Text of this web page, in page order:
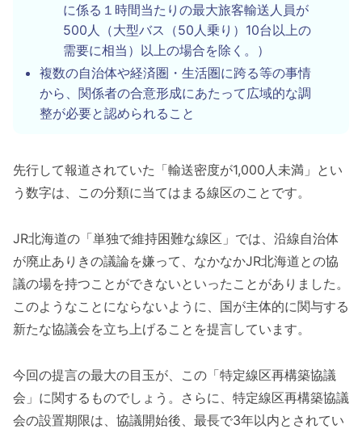
に係る１時間当たりの最大旅客輸送人員が
500人（大型バス（50人乗り）10台以上の
需要に相当）以上の場合を除く。）
複数の自治体や経済圏・生活圏に跨る等の事情
から、関係者の合意形成にあたって広域的な調
整が必要と認められること
先行して報道されていた「輸送密度が1,000人未満」とい
う数字は、この分類に当てはまる線区のことです。
JR北海道の「単独で維持困難な線区」では、沿線自治体
が廃止ありきの議論を嫌って、なかなかJR北海道との協
議の場を持つことができないといったことがありました。
このようなことにならないように、国が主体的に関与する
新たな協議会を立ち上げることを提言しています。
今回の提言の最大の目玉が、この「特定線区再構築協議
会」に関するものでしょう。さらに、特定線区再構築協議
会の設置期限は、協議開始後、最長で3年以内とされてい